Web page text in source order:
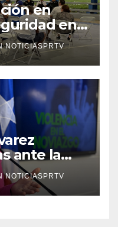
en
en
NOTICIASPRTV
ante la
NOTICIASPRTV